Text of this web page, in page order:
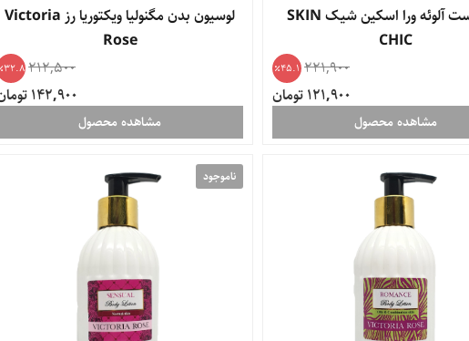
کرم دست آلوئه ورا اسکین شیک SKIN
CHIC
221,900
45.1
121,900 تومان
مشاهده محصول
لوسیون بدن مگنولیا ویکتوریا رز Victoria
Rose
212,500
32.8
142,900 تومان
مشاهده محصول
ناموجود